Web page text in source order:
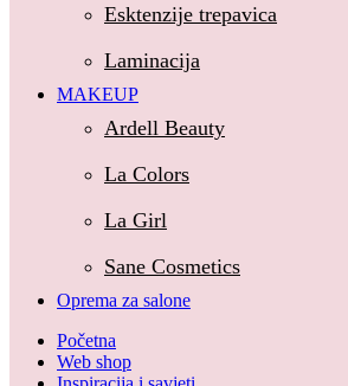
Clarissa professional Nails
Secretly professional Nails
SuperNail professional
Esktenzije trepavica
Esktenzije trepavica
Laminacija
MAKEUP
Ardell Beauty
La Colors
La Girl
Sane Cosmetics
Oprema za salone
Početna
Web shop